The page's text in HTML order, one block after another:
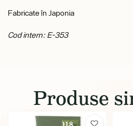
Fabricate în Japonia
Cod intern: E-353
Produse